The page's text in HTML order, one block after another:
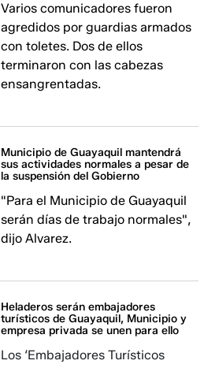
Varios comunicadores fueron
agredidos por guardias armados
con toletes. Dos de ellos
terminaron con las cabezas
ensangrentadas.
Municipio de Guayaquil mantendrá
sus actividades normales a pesar de
la suspensión del Gobierno
"Para el Municipio de Guayaquil
serán días de trabajo normales",
dijo Alvarez.
Heladeros serán embajadores
turísticos de Guayaquil, Municipio y
empresa privada se unen para ello
Los ‘Embajadores Turísticos